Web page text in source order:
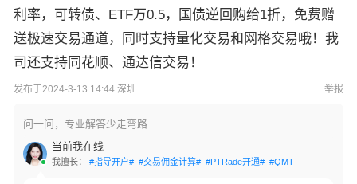
利率，可转债、ETF万0.5，国债逆回购给1折，免费赠
送极速交易通道，同时支持量化交易和网格交易哦！我
司还支持同花顺、通达信交易！
发布于2024-3-13 14:44 深圳 举报
问一问，专业解答少走弯路
当前我在线
我擅长： #指导开户# #交易佣金计算# #PTRade开通# #QMT开通#